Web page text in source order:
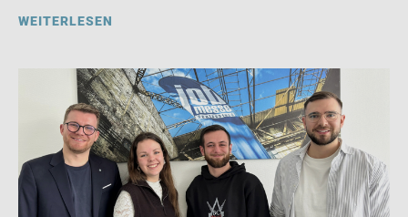
WEITERLESEN